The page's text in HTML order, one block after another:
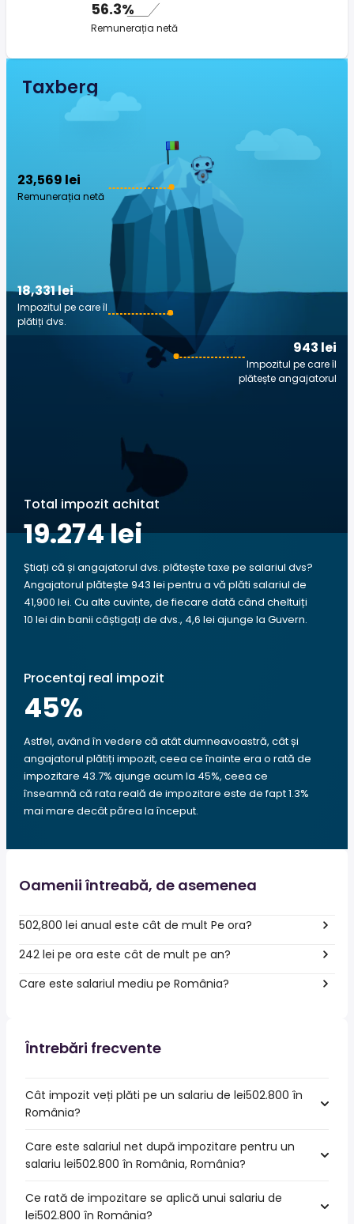
56.3%
Remunerația netă
Taxberg
23,569 lei
Remunerația netă
943 lei
Impozitul pe care îl
plătește angajatorul
18,331 lei
Impozitul pe care îl
plătiți dvs.
Total impozit achitat
19.274 lei
Știați că și angajatorul dvs. plătește taxe pe salariul dvs?
Angajatorul plătește 943 lei pentru a vă plăti salariul de
41,900 lei. Cu alte cuvinte, de fiecare dată când cheltuiți
10 lei din banii câștigați de dvs., 4,6 lei ajunge la Guvern.
Procentaj real impozit
45%
Astfel, având în vedere că atât dumneavoastră, cât și
angajatorul plătiți impozit, ceea ce înainte era o rată de
impozitare 43.7% ajunge acum la 45%, ceea ce
înseamnă că rata reală de impozitare este de fapt 1.3%
mai mare decât părea la început.
Oamenii întreabă, de asemenea
502,800 lei anual este cât de mult Pe ora?
242 lei pe ora este cât de mult pe an?
Care este salariul mediu pe România?
Întrebări frecvente
Cât impozit veți plăti pe un salariu de lei502.800 în
România?
Care este salariul net după impozitare pentru un
salariu lei502.800 în România, România?
Ce rată de impozitare se aplică unui salariu de
lei502.800 în România?